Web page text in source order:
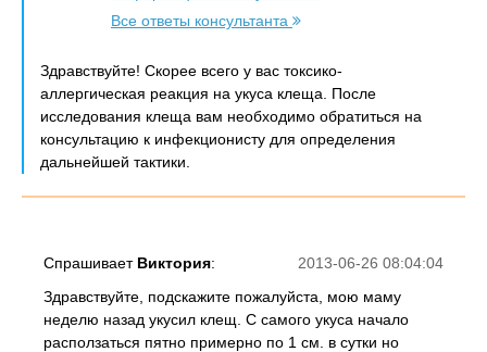
Все ответы консультанта
Здравствуйте! Скорее всего у вас токсико-
аллергическая реакция на укуса клеща. После
исследования клеща вам необходимо обратиться на
консультацию к инфекционисту для определения
дальнейшей тактики.
2013-06-26 08:04:04
Спрашивает Виктория:
Здравствуйте, подскажите пожалуйста, мою маму
неделю назад укусил клещ. С самого укуса начало
расползаться пятно примерно по 1 см. в сутки но